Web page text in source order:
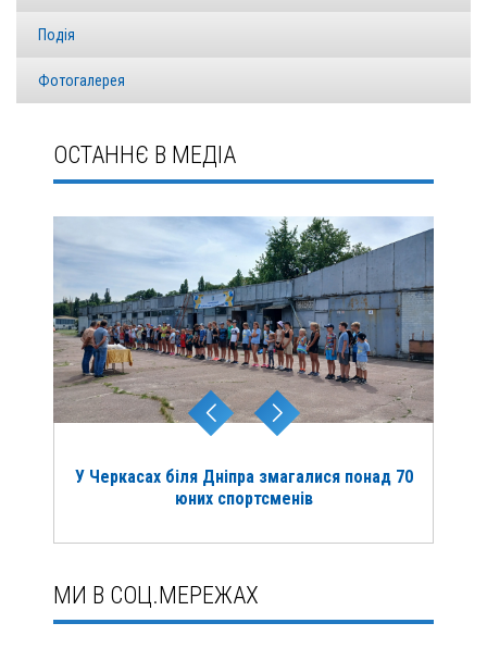
Подія
Фотогалерея
ОСТАННЄ В МЕДІА
У Черкасах біля Дніпра змагалися понад 70
юних спортсменів
МИ В СОЦ.МЕРЕЖАХ